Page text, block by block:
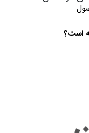
است؟